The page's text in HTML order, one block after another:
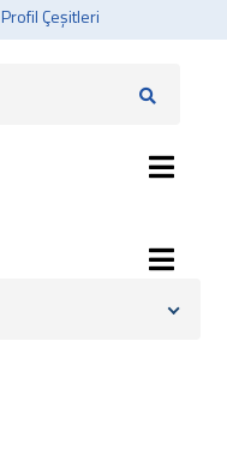
Profil Çeşitleri